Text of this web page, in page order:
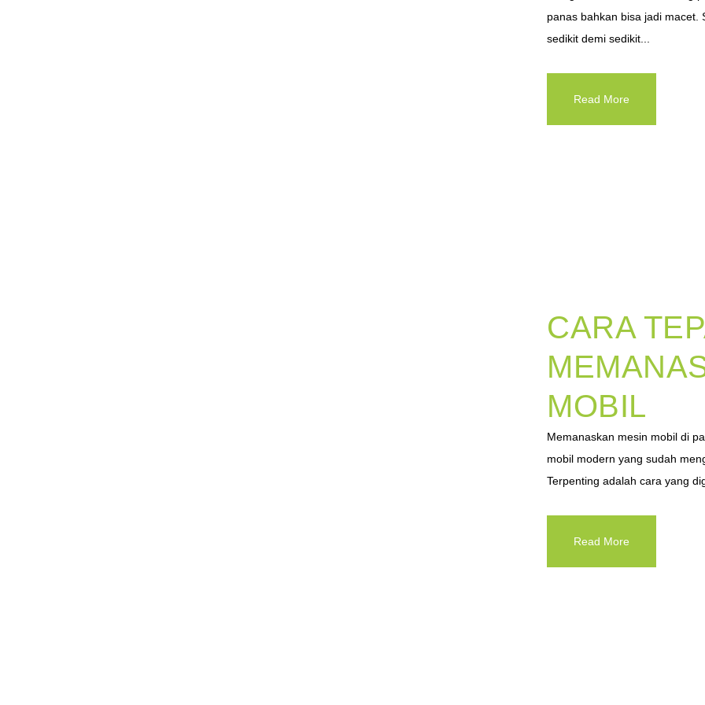
panas bahkan bisa jadi macet.
sedikit demi sedikit...
Read More
CARA
MOBIL
Memanaskan mesin mobil di
mobil modern yang sudah
Terpenting adalah cara yang
Read More